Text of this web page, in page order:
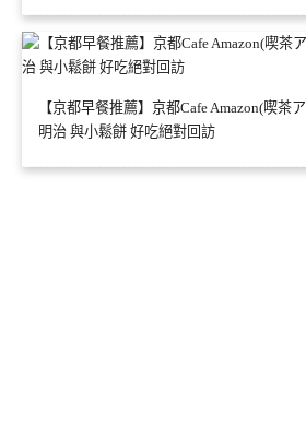
【京都早餐推薦】京都Cafe Amazon(喫茶
明治 與小鬆餅 好吃絕對回訪